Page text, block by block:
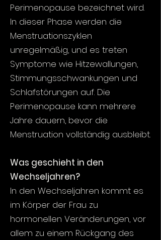
Perimenopause bezeichnet wird.
In dieser Phase werden die
Menstruationszyklen
unregelmäßig, und es treten
Symptome wie Hitzewallungen,
Stimmungsschwankungen und
Schlafstörungen auf. Die
Perimenopause kann mehrere
Jahre dauern, bevor die
Menstruation vollständig ausbleibt.
Was geschieht in den
Wechseljahren?
In den Wechseljahren kommt es
im Körper der Frau zu
hormonellen Veränderungen, vor
allem zu einem Rückgang des